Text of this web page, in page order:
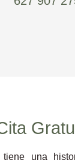
tiene una